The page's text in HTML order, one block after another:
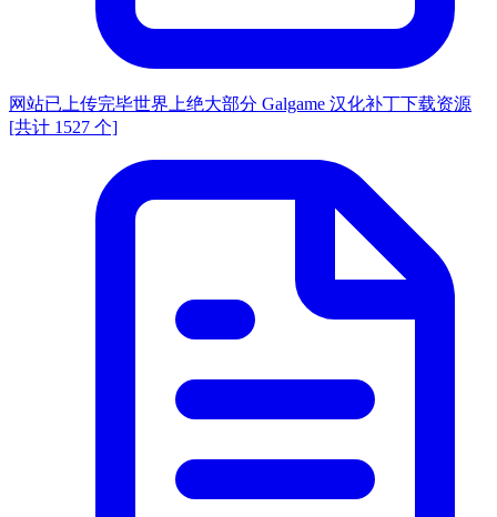
网站已上传完毕世界上绝大部分 Galgame 汉化补丁下载资源
[共计 1527 个]